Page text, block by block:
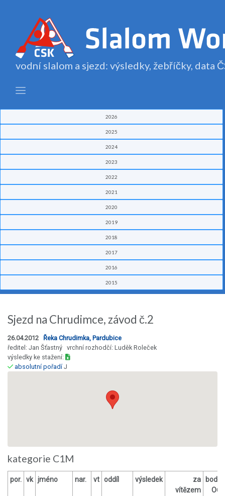
vodní slalom a sjezd: výsledky, žebříčky, data
2026
2025
2024
2023
2022
2021
2020
2019
2018
2017
2016
2015
Sjezd na Chrudimce, závod č.2
26.04.2012 Řeka Chrudimka, Pardubice
ředitel: Jan Šťastný vrchní rozhodčí: Luděk Roleček
výsledky ke stažení:
absolutní pořadíJ
kategorie C1M
por. vk jméno nar. vt oddíl výsledek
za
vítězem
body
OČ